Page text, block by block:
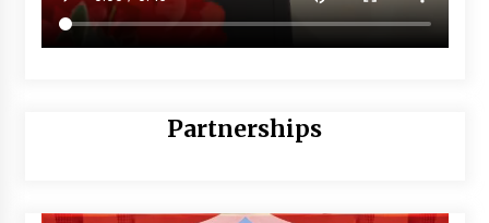
Partnerships